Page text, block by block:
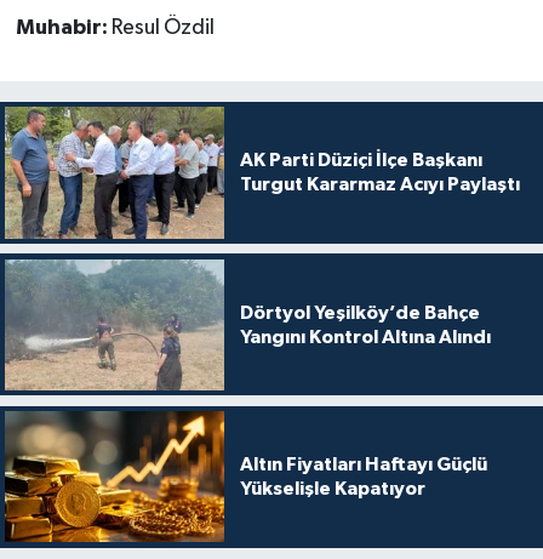
Muhabir: Resul Özdil
AK Parti Düziçi İlçe Başkanı
Turgut Kararmaz Acıyı Paylaştı
Dörtyol Yeşilköy’de Bahçe
Yangını Kontrol Altına Alındı
Altın Fiyatları Haftayı Güçlü
Yükselişle Kapatıyor